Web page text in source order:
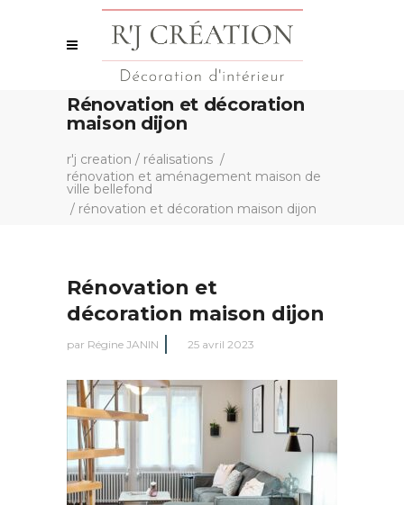
Rénovation et décoration
maison dijon
r'j creation / réalisations /
rénovation et aménagement maison de
ville bellefond
/ rénovation et décoration maison dijon
Rénovation et
décoration maison dijon
par Régine JANIN 25 avril 2023